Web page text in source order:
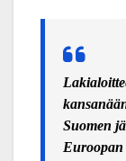
Suomen
Euroopan